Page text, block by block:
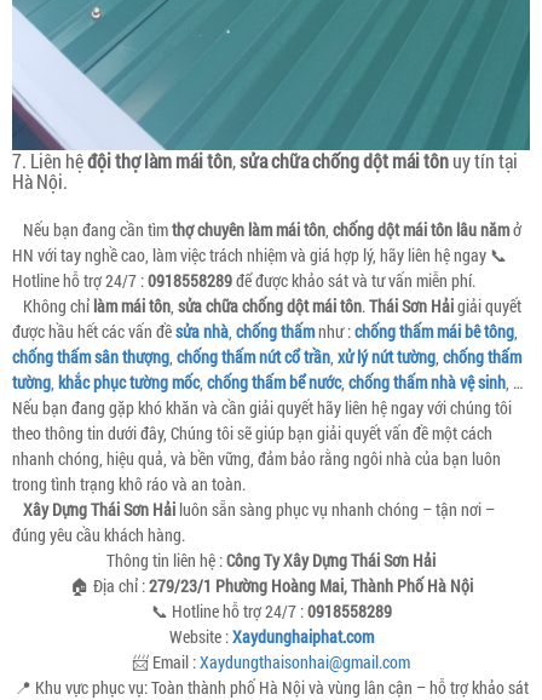
7. Liên hệđội thợ làm mái tôn,sửa chữa chống dột mái tônuy tín tại
Hà Nội.
Nếu bạn đang cần tìmthợ chuyên làm mái tôn, chống dột mái tôn lâu nămở
HN với tay nghề cao, làm việc trách nhiệm và giá hợp lý, hãy liên hệ ngay 📞
Hotline hỗ trợ 24/7 :0918558289để được khảo sát và tư vấn miễn phí.
Không chỉ làm mái tôn, sửa chữa chống dột mái tôn.Thái Sơn Hảigiải quyết
được hầu hết các vấn đềsửa nhà, chống thấmnhư :chống thấm mái bê tông,
chống thấm sân thượng, chống thấm nứt cổ trần, xử lý nứt tường, chống thấm
tường, khắc phục tường mốc, chống thấm bể nước, chống thấm nhà vệ sinh, …
Nếu bạn đang gặp khó khăn và cần giải quyết hãy liên hệ ngay với chúng tôi
theo thông tin dưới đây, Chúng tôi sẽ giúp bạn giải quyết vấn đề một cách
nhanh chóng, hiệu quả, và bền vững, đảm bảo rằng ngôi nhà của bạn luôn
trong tình trạng khô ráo và an toàn.
Xây Dựng Thái Sơn Hải luôn sẵn sàng phục vụ nhanh chóng – tận nơi –
đúng yêu cầu khách hàng.
Thông tin liên hệ :Công Ty Xây Dựng Thái Sơn Hải
🏠 Địa chỉ :279/23/1 Phường Hoàng Mai, Thành Phố Hà Nội
📞 Hotline hỗ trợ 24/7 :0918558289
Website :Xaydunghaiphat.com
📨 Email :Xaydungthaisonhai@gmail.com
📍 Khu vực phục vụ: Toàn thành phố Hà Nội và vùng lân cận – hỗ trợ khảo sát